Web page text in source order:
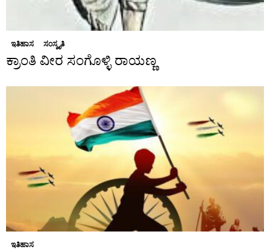
ಇತಿಹಾಸ ಸಂಸ್ಕೃತಿ
ಕ್ರಾಂತಿ ವೀರ ಸಂಗೊಳ್ಳಿ ರಾಯಣ್ಣ
ಇತಿಹಾಸ